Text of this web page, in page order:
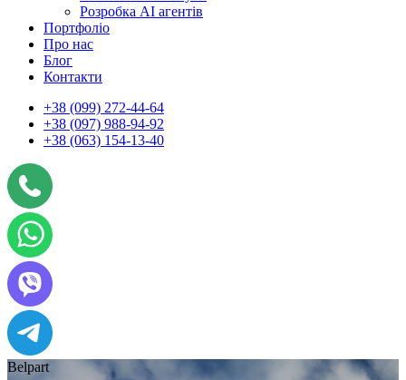
Розробка АІ агентів
Портфоліо
Про нас
Блог
Контакти
+38 (099) 272-44-64
+38 (097) 988-94-92
+38 (063) 154-13-40
Belpart